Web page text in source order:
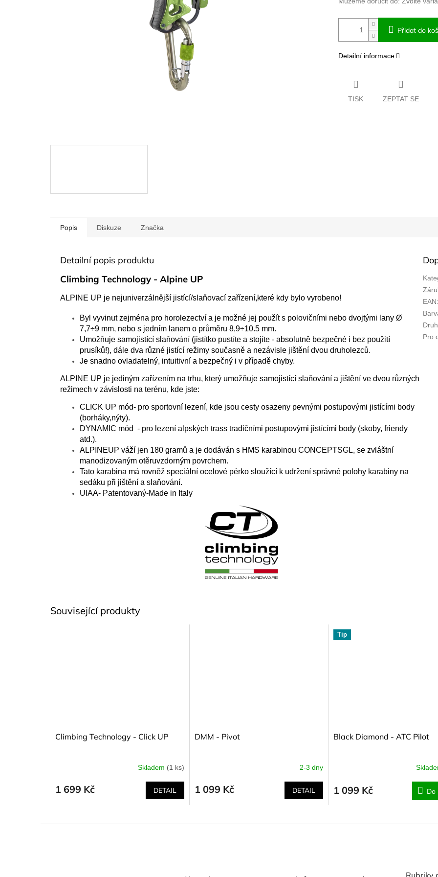
Přidat do
Detailní informace
TISK ZEPTAT SE
Související produkty
Climbing Technology - Click UP
Skladem (1 ks)
1 699 Kč DETAIL
DMM - Pivot
2-3 dny
1 099 Kč DETAIL
Tip
Black Diamond - ATC Pilot
1 099 Kč Do
Popis Diskuze Značka
Detailní popis produktu
Climbing Technology - Alpine UP
ALPINE UP je nejuniverzálnější jistící/slaňovací zařízení,které kdy bylo vyrobeno!
Byl vyvinutzejména pro horolezectví a je možné jej použíts polovičními nebo dvojtými lany Ø
7,7÷9 mm, nebo s jedním lanem o průměru 8,9÷10.5 mm.
Umožňuje samojistící slaňování (jistítko pustíte a stojíte - absolutně bezpečné i bez použití
prusíků!), dále dva různé jistící režimy současně a nezávisle jištění dvou druholezců.
Je snadno ovladatelný, intuitivní a bezpečný i v případě chyby.
ALPINE UP je jediným zařízením na trhu, který umožňuje samojistící slaňování a jištění ve dvou různých
režimech v závislosti na terénu, kde jste:
CLICK UP mód- pro sportovní lezení, kde jsou cesty osazeny pevnými postupovými jistícími body
(borháky,nýty).
DYNAMIC mód - pro lezení alpských trass tradičními postupovými jistícími body (skoby, friendy
atd.).
ALPINEUP váží jen 180 gramů a je dodáván s HMS karabinou CONCEPTSGL, se zvláštní
manodizovaným otěruvzdorným povrchem.
Tato karabina má rovněž speciální ocelové pérko sloužící k udržení správné polohy karabiny na
sedáku při jištění a slaňování.
UIAA- Patentovaný-Made in Italy
EAN
Pro